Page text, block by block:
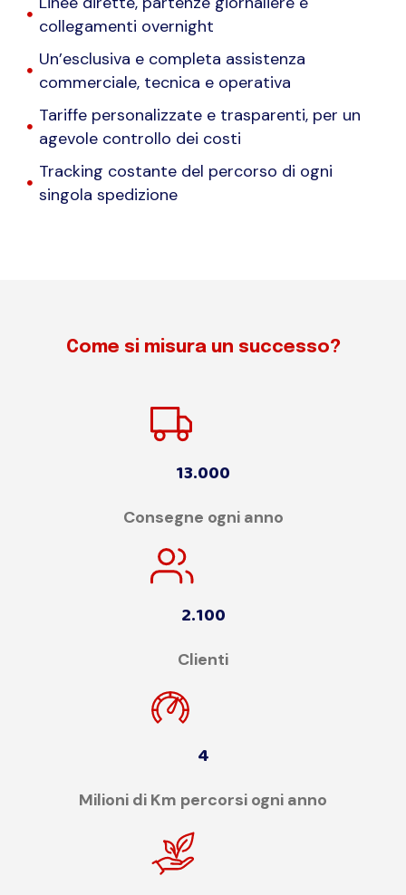
collegamenti overnight
Un’esclusiva e completa assistenza
commerciale, tecnica e operativa
Tariffe personalizzate e trasparenti, per un
agevole controllo dei costi
Tracking costante del percorso di ogni
singola spedizione
Come si misura un successo?
13.000
Consegne ogni anno
2.100
Clienti
4
Milioni di Km percorsi ogni anno